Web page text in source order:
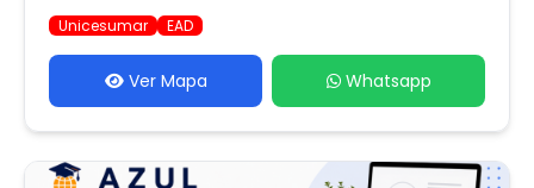
Unicesumar EAD
Ver Mapa Whatsapp